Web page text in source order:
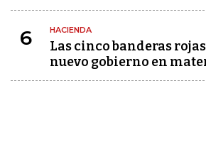
6 HACIENDA
Las cinco banderas
nuevo gobierno en